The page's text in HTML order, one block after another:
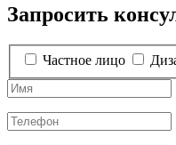
Запросить
Частное лицо